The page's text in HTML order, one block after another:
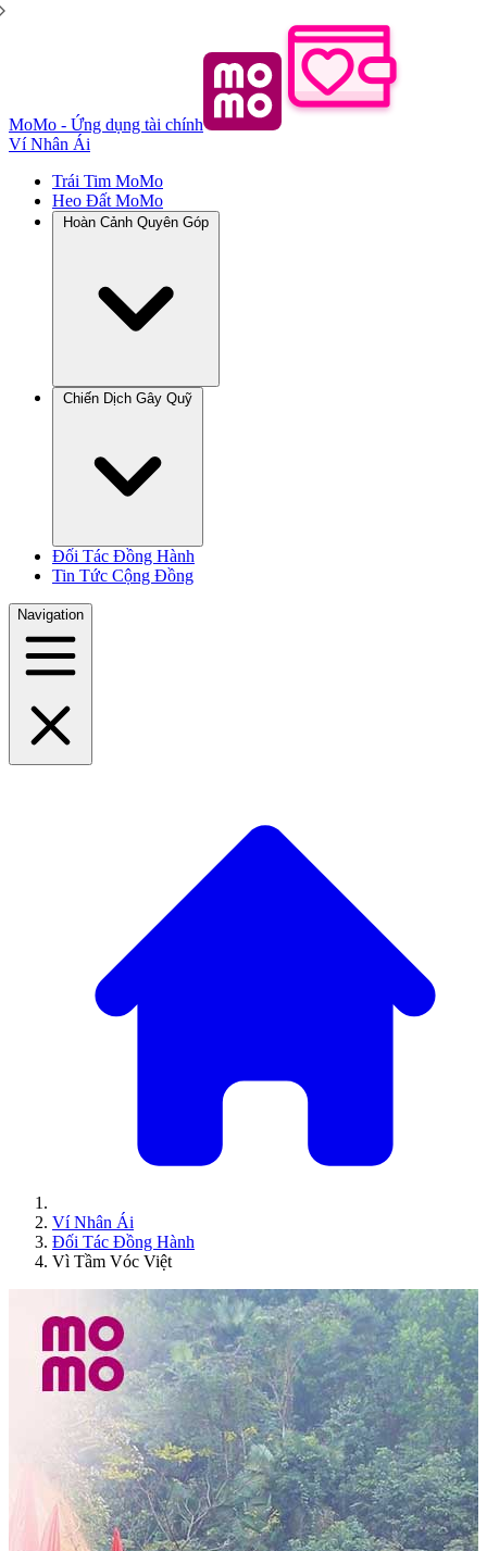
MoMo - Ứng dụng tài chính
Ví Nhân Ái
Trái Tim MoMo
Heo Đất MoMo
Hoàn Cảnh Quyên Góp
Chiến Dịch Gây Quỹ
Đối Tác Đồng Hành
Tin Tức Cộng Đồng
Navigation
Ví Nhân Ái
Đối Tác Đồng Hành
Vì Tầm Vóc Việt